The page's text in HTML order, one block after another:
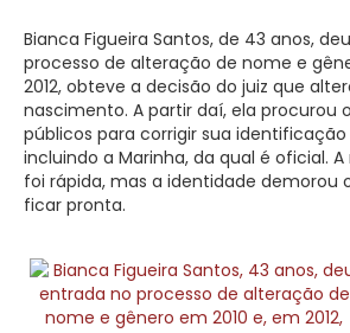
Bianca Figueira Santos, de 43 anos,
processo de alteração de nome e
2012, obteve a decisão do juiz que
nascimento. A partir daí, ela procurou
públicos para corrigir sua
incluindo a Marinha, da qual é oficial.
foi rápida, mas a identidade demorou
ficar pronta.